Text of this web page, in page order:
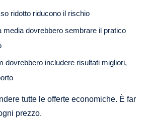
ridotto riducono il rischio
media dovrebbero sembrare il pratico
dovrebbero includere risultati migliori,
tutte le offerte economiche. È far
prezzo.